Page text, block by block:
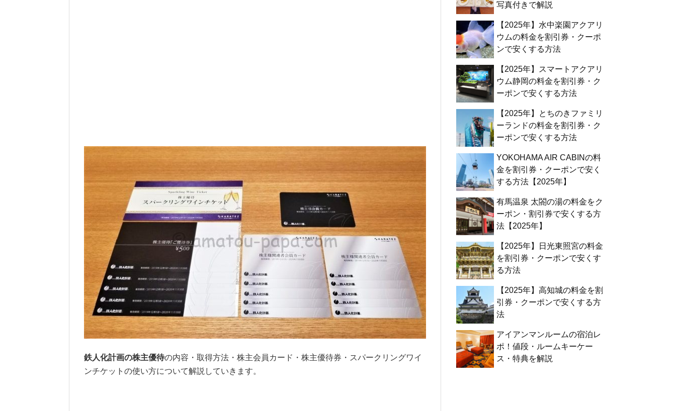
鉄人化計画の株主優待の内容・取得方法・株主会員カード・株主優待券・スパークリングワイ
ンチケットの使い方について解説していきます。
写真付きで解説
【2025年】水中楽園アクアリ
ウムの料金を割引券・クーポ
ンで安くする方法
【2025年】スマートアクアリ
ウム静岡の料金を割引券・ク
ーポンで安くする方法
【2025年】とちのきファミリ
ーランドの料金を割引券・ク
ーポンで安くする方法
YOKOHAMA AIR CABINの料
金を割引券・クーポンで安く
する方法【2025年】
有馬温泉 太閤の湯の料金をク
ーポン・割引券で安くする方
法【2025年】
【2025年】日光東照宮の料金
を割引券・クーポンで安くす
る方法
【2025年】高知城の料金を割
引券・クーポンで安くする方
法
アイアンマンルームの宿泊レ
ポ！値段・ルームキーケー
ス・特典を解説